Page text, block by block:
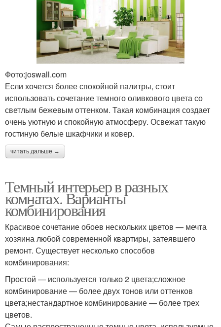
Фото:joswall.com
Если хочется более спокойной палитры, стоит
использовать сочетание темного оливкового цвета со
светлым бежевым оттенком. Такая комбинация создает
очень уютную и спокойную атмосферу. Освежат такую
гостиную белые шкафчики и ковер.
читать дальше →
Темный интерьер в разных
комнатах. Варианты
комбинирования
Красивое сочетание обоев нескольких цветов — мечта
хозяина любой современной квартиры, затеявшего
ремонт. Существует несколько способов
комбинирования:
Простой — используется только 2 цвета;сложное
комбинирование — более двух тонов или оттенков
цвета;нестандартное комбинирование — более трех
цветов.